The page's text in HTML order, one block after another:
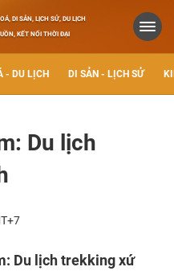
DI SẢN, LỊCH SỬ, DU LỊCH
KẾT NỐI THỜI ĐẠI
- DU LỊCH DI SẢN - LỊCH SỬ
Du lịch
Du lịch trekking xứ